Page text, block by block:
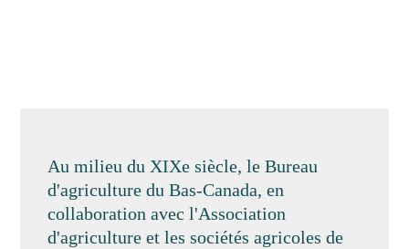
Au milieu du XIXe siècle, le Bureau
d'agriculture du Bas-Canada, en
collaboration avec l'Association
d'agriculture et les sociétés agricoles de